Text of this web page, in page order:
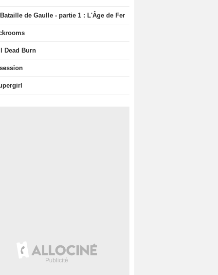
de Gaulle - partie 1 : L'Âge de Fer
Dead Burn